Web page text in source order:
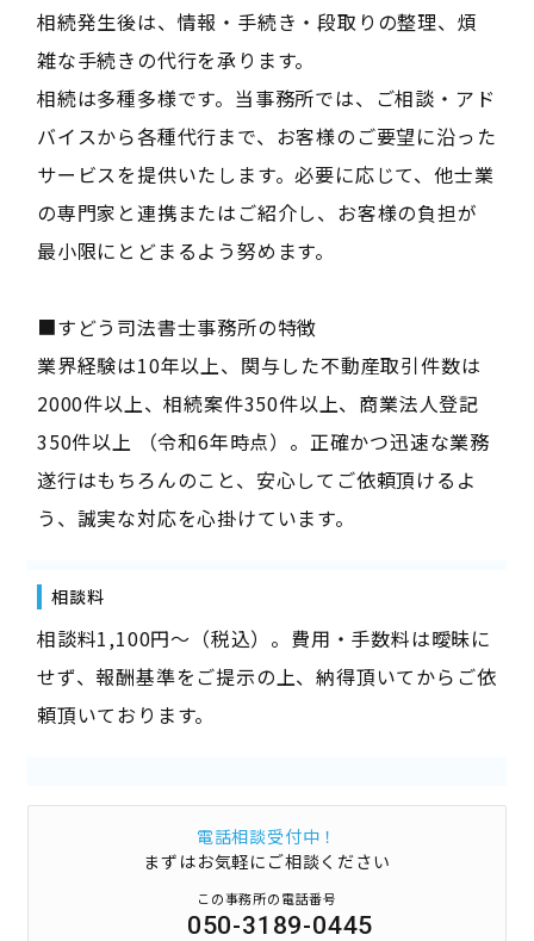
相続発生後は、情報・手続き・段取りの整理、煩
雑な手続きの代行を承ります。
相続は多種多様です。当事務所では、ご相談・アド
バイスから各種代行まで、お客様のご要望に沿った
サービスを提供いたします。必要に応じて、他士業
の専門家と連携またはご紹介し、お客様の負担が
最小限にとどまるよう努めます。
■すどう司法書士事務所の特徴
業界経験は10年以上、関与した不動産取引件数は
2000件以上、相続案件350件以上、商業法人登記
350件以上 （令和6年時点）。正確かつ迅速な業務
遂行はもちろんのこと、安心してご依頼頂けるよ
う、誠実な対応を心掛けています。
相談料
相談料1,100円～（税込）。費用・手数料は曖昧に
せず、報酬基準をご提示の上、納得頂いてからご依
頼頂いております。
電話相談受付中！
まずはお気軽にご相談ください
この事務所の電話番号
050-3189-0445